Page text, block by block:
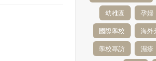
幼稚園
孕婦
國際學校
海外
學校專訪
濕疹